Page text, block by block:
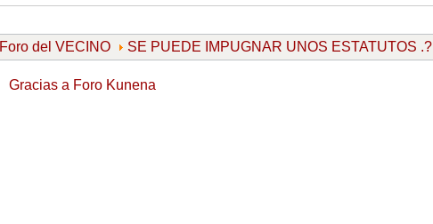
Foro del VECINO SE PUEDE IMPUGNAR UNOS ESTATUTOS .?
Gracias a Foro Kunena